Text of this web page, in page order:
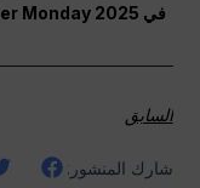
في Cyber Monday 2025.
السابق
شارك المنشور: